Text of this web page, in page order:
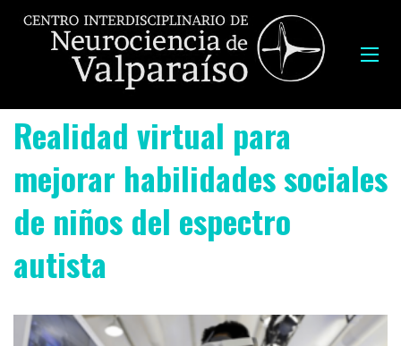
Realidad virtual para
mejorar habilidades sociales
de niños del espectro
autista